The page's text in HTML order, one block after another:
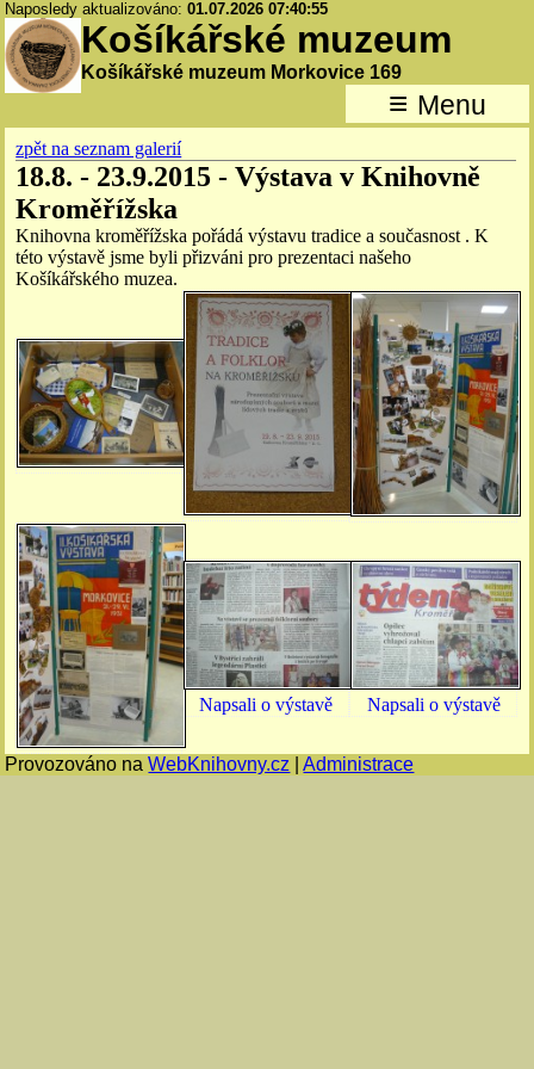
Naposledy aktualizováno:01.07.2026 07:40:55
Košíkářské muzeum
Košíkářské muzeum Morkovice 169
≡ Menu
zpět na seznam galerií
18.8. - 23.9.2015 - Výstava v Knihovně
Kroměřížska
Knihovna kroměřížska pořádá výstavu tradice a současnost . K
této výstavě jsme byli přizváni pro prezentaci našeho
Košíkářského muzea.
Napsali o výstavě Napsali o výstavě
Provozováno naWebKnihovny.cz |Administrace